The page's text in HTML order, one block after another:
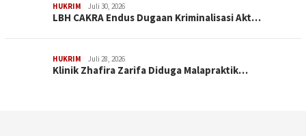
HUKRIM Juli 30, 2026
LBH CAKRA Endus Dugaan Kriminalisasi Akt…
HUKRIM Juli 28, 2026
Klinik Zhafira Zarifa Diduga Malapraktik…